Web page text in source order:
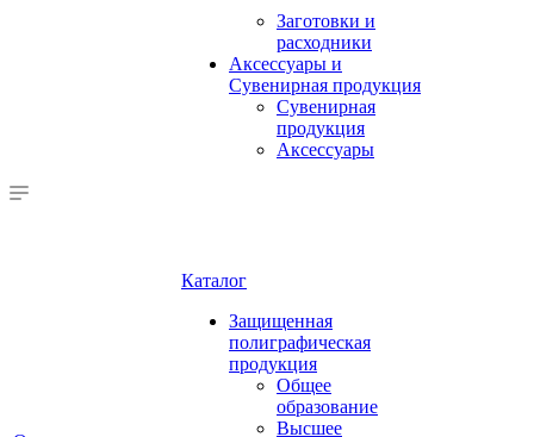
Заготовки и
расходники
Аксессуары и
Сувенирная продукция
Сувенирная
продукция
Аксессуары
Каталог
Защищенная
полиграфическая
продукция
Общее
образование
Высшее